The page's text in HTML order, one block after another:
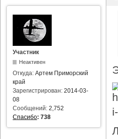
Участник
Неактивен
Откуда: Артем Приморский
край
Зарегистрирован: 2014-03-
08
Сообщений: 2,752
Спасибо: 738